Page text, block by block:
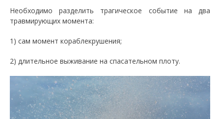
Необходимо разделить трагическое событие на два
травмирующих момента:
1) сам момент кораблекрушения;
2) длительное выживание на спасательном плоту.